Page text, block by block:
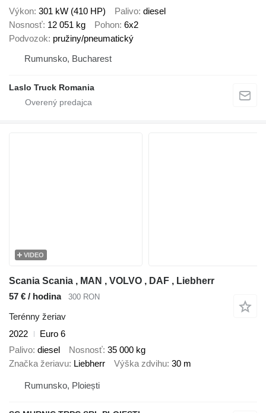
Výkon 301 kW (410 HP) Palivo diesel
Nosnosť 12 051 kg Pohon 6x2
Podvozok pružiny/pneumatický
Rumunsko, Bucharest
Laslo Truck Romania
VIDEO
Scania Scania , MAN , VOLVO , DAF , Liebherr
57 € / hodina
300 RON
Terénny žeriav
2022
Euro 6
Palivo diesel Nosnosť 35 000 kg
Značka žeriavu Liebherr Výška zdvihu 30 m
Rumunsko, Ploiești